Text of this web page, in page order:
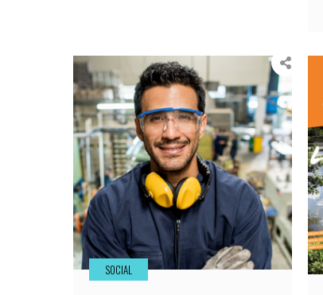
SOCIAL